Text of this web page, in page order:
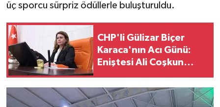
üç sporcu sürpriz ödüllerle buluşturuldu.
CHP'li Gülizar Biçer
Karaca'nın Acı Günü:
Eniştesi Ali Coşkun